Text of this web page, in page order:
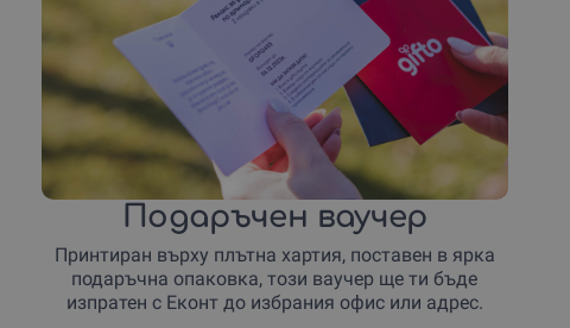
Подаръчен ваучер
Принтиран върху плътна хартия, поставен в ярка
подаръчна опаковка, този ваучер ще ти бъде
изпратен с Еконт до избрания офис или адрес.